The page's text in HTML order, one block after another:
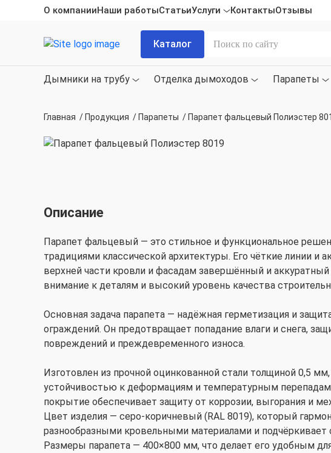
О компанииНаши работыСтатьиУслуги КонтактыОтзывы
Каталог
Дымники на трубу Отделка дымоходов Парапеты
Главная / Продукция / Парапеты / Парапет фальцевый Полиэстер
Описание
Парапет фальцевый — это стильное и функциональное
традициями классической архитектуры. Его чёткие линии
верхней части кровли и фасадам завершённый и
внимание к деталям и высокий уровень качества
Основная задача парапета — надёжная герметизация и
ограждений. Он предотвращает попадание влаги и снега,
повреждений и преждевременного износа.
Изготовлен из прочной оцинкованной стали толщиной 0,5
устойчивостью к деформациям и температурным
покрытие обеспечивает защиту от коррозии, выгорания и
Цвет изделия — серо-коричневый (RAL 8019), который
разнообразными кровельными материалами и подчёркивает
Размеры парапета — 400×800 мм, что делает его удобным